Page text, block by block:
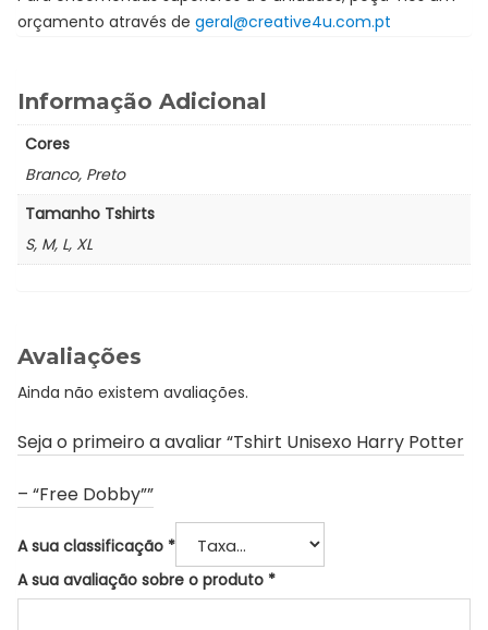
orçamento através de geral@creative4u.com.pt
Informação Adicional
Cores
Branco, Preto
Tamanho Tshirts
S, M, L, XL
Avaliações
Ainda não existem avaliações.
Seja o primeiro a avaliar “Tshirt Unisexo Harry Potter
– “Free Dobby””
A sua classificação *
A sua avaliação sobre o produto *